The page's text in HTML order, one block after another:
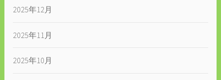
2025年12月
2025年11月
2025年10月